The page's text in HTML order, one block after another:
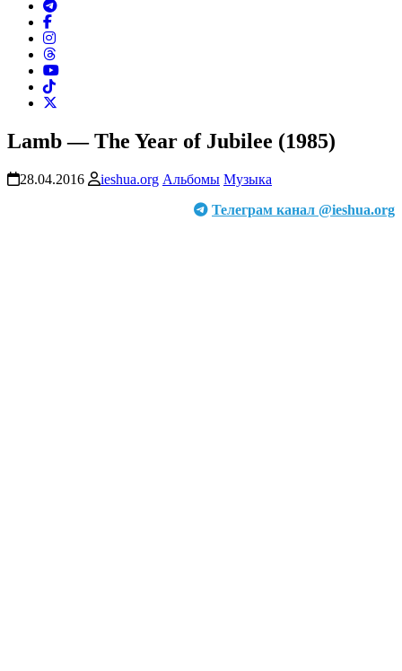
Lamb — The Year of Jubilee (1985)
28.04.2016 ieshua.org Альбомы Музыка
Телеграм канал @ieshua.org